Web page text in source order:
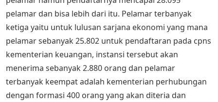
pelamar dan bisa lebih dari itu. Pelamar terbanyak
ketiga yaitu untuk lulusan sarjana ekonomi yang mana
pelamar sebanyak 25.802 untuk pendaftaran pada cpns
kementerian keuangan, instansi tersebut akan
menerima sebanyak 2.880 orang dan pelamar
terbanyak keempat adalah kementerian perhubungan
dengan formasi 400 orang yang akan diteria dan